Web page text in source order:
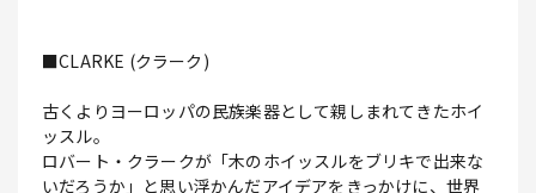
■CLARKE (クラーク)
古くよりヨーロッパの民族楽器として親しまれてきたホイ
ッスル。
ロバート・クラークが「木のホイッスルをブリキで出来な
いだろうか」と思い浮かんだアイデアをきっかけに、世界